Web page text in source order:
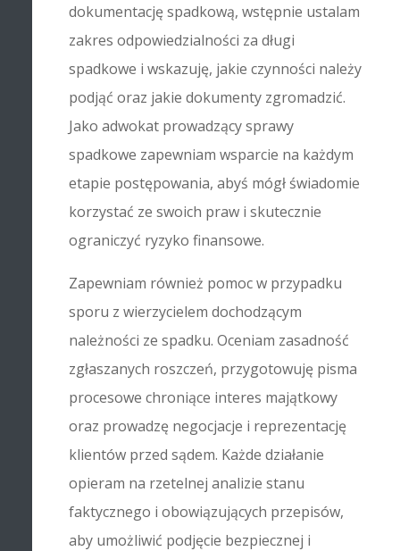
dokumentację spadkową, wstępnie ustalam
zakres odpowiedzialności za długi
spadkowe i wskazuję, jakie czynności należy
podjąć oraz jakie dokumenty zgromadzić.
Jako adwokat prowadzący sprawy
spadkowe zapewniam wsparcie na każdym
etapie postępowania, abyś mógł świadomie
korzystać ze swoich praw i skutecznie
ograniczyć ryzyko finansowe.
Zapewniam również pomoc w przypadku
sporu z wierzycielem dochodzącym
należności ze spadku. Oceniam zasadność
zgłaszanych roszczeń, przygotowuję pisma
procesowe chroniące interes majątkowy
oraz prowadzę negocjacje i reprezentację
klientów przed sądem. Każde działanie
opieram na rzetelnej analizie stanu
faktycznego i obowiązujących przepisów,
aby umożliwić podjęcie bezpiecznej i